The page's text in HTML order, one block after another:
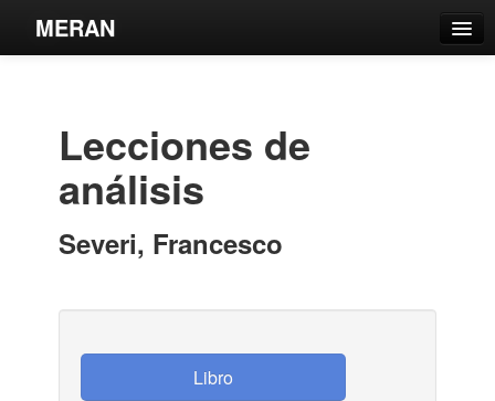
MERAN
Estantes Virtuales
Lecciones de
análisis
Severi, Francesco